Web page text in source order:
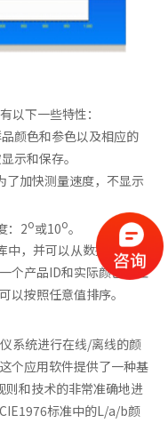
以下一些特性：
颜色和参色以及相应的
和保存。
加快测量速度，不显示
：2o或10o。
，并可以从数据库中调
个产品ID和实际颜色的显
以按照任意值排序。
系统进行在线/离线的颜
个应用软件提供了一种基
则和技术的非常准确地进
标准中的L/a/b颜